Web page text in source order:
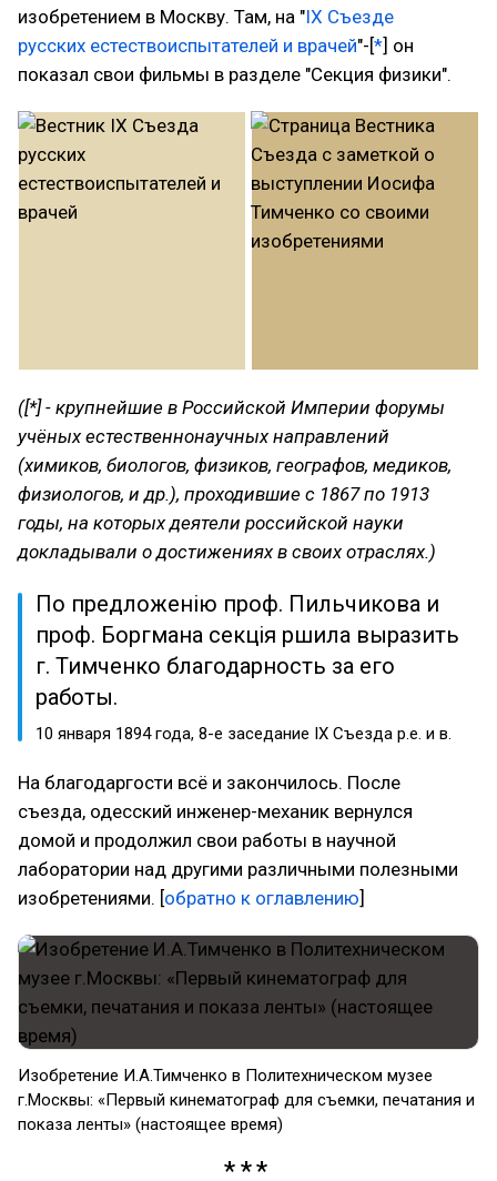
изобретением в Москву. Там, на "IX Съезде
русских естествоиспытателей и врачей"-[*] он
показал свои фильмы в разделе "Секция физики".
([*] - крупнейшие в Российской Империи форумы
учёных естественнонаучных направлений
(химиков, биологов, физиков, географов, медиков,
физиологов, и др.), проходившие с 1867 по 1913
годы, на которых деятели российской науки
докладывали о достижениях в своих отраслях.)
По предложенiю проф. Пильчикова и
проф. Боргмана секцiя рѣшила выразить
г. Тимченко благодарность за его
работы.
10 января 1894 года, 8-е заседание IX Съезда р.е. и в.
На благодаргости всё и закончилось. После
съезда, одесский инженер-механик вернулся
домой и продолжил свои работы в научной
лаборатории над другими различными полезными
изобретениями. [обратно к оглавлению]
Изобретение И.А.Тимченко в Политехническом музее
г.Москвы: «Первый кинематограф для съемки, печатания и
показа ленты» (настоящее время)